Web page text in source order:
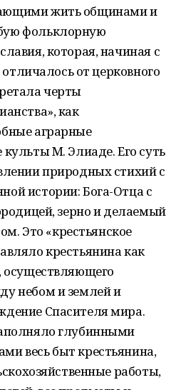
жить общинами и
фольклорную
которая, начиная с
от церковного
черты
как
аграрные
культы М. Элиаде. Его суть
природных стихий с
истории: Бога-Отца с
зерно и делаемый
Это «крестьянское
крестьянина как
осуществляющего
небом и землей и
Спасителя мира.
глубинными
весь быт крестьянина,
работы,